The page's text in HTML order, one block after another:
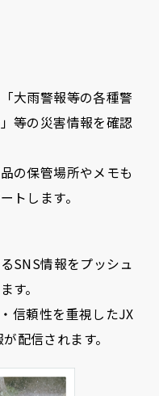
大雨警報等の各種警
等の災害情報を確認
の保管場所やメモも
トします。
SNS情報をプッシュ
す。
信頼性を重視したJX
配信されます。